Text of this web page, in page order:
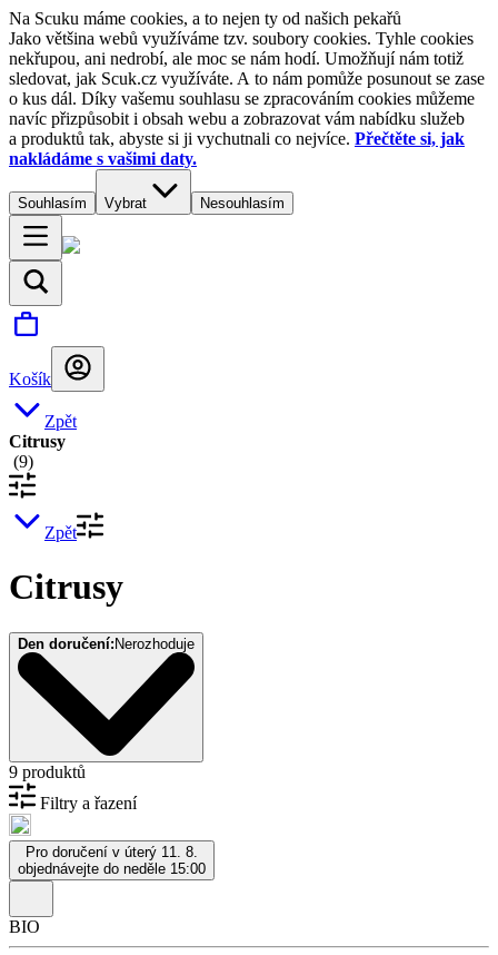
Na Scuku máme cookies, a to nejen ty od našich pekařů
Jako většina webů využíváme tzv. soubory cookies. Tyhle cookies
nekřupou, ani nedrobí, ale moc se nám hodí. Umožňují nám totiž
sledovat, jak Scuk.cz využíváte. A to nám pomůže posunout se zase
o kus dál. Díky vašemu souhlasu se zpracováním cookies můžeme
navíc přizpůsobit i obsah webu a zobrazovat vám nabídku služeb
a produktů tak, abyste si ji vychutnali co nejvíce. Přečtěte si, jak
nakládáme s vašimi daty.
Souhlasím Vybrat Nesouhlasím
Košík
Zpět
Citrusy
(9)
Zpět
Citrusy
Den doručení: Nerozhoduje
9 produktů
Filtry a řazení
Pro doručení v úterý 11. 8.
objednávejte do neděle 15:00
BIO